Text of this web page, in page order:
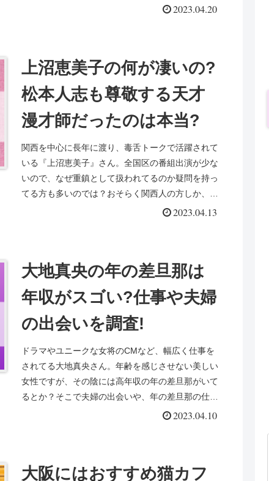
は、自信を持って歌える持ち曲の１つや２つあるの
2023.04.20
上沼恵美子の何が凄いの?
松本人志も尊敬する天才
漫才師だったのは本当?
関西を中心に長年に渡り、毒舌トークで活躍されて
いる『上沼恵美子』さん。全国区の番組出演が少な
いので、なぜ重鎮として扱われてるのか疑問を持っ
てる方も多いのでは？おそらく関西人の方しか、何
がそんなに凄いのか知らないのかもしれませんね。
2023.04.13
大地真央の年の差旦那は
年収がスゴい?仕事や夫婦
の出会いを調査!
ドラマやユニークな女将のCMなど、幅広く仕事を
されてる大地真央さん。年齢を感じさせない美しい
女性ですが、その陰には高年収の年の差旦那がいて
るとか？そこで夫婦の出会いや、年の差旦那の仕事
や年収がスゴいという噂を調査！大地真央さんとの
2023.04.10
大阪にはおすすめ猫カフ